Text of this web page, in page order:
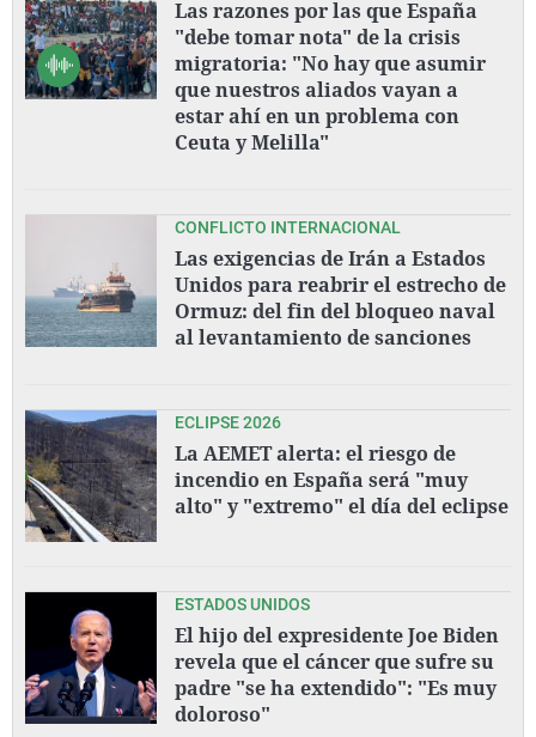
Las razones por las que España
"debe tomar nota" de la crisis
migratoria: "No hay que asumir
que nuestros aliados vayan a
estar ahí en un problema con
Ceuta y Melilla"
CONFLICTO INTERNACIONAL
Las exigencias de Irán a Estados
Unidos para reabrir el estrecho de
Ormuz: del fin del bloqueo naval
al levantamiento de sanciones
ECLIPSE 2026
La AEMET alerta: el riesgo de
incendio en España será "muy
alto" y "extremo" el día del eclipse
ESTADOS UNIDOS
El hijo del expresidente Joe Biden
revela que el cáncer que sufre su
padre "se ha extendido": "Es muy
doloroso"